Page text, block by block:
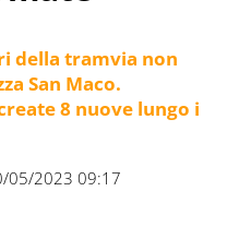
della tramvia non
San Maco.
8 nuove lungo i
05/2023 09:17